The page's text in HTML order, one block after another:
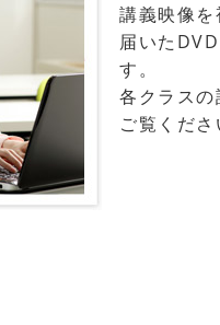
講義映像を
届いた
す。
各クラス
ご覧くださ